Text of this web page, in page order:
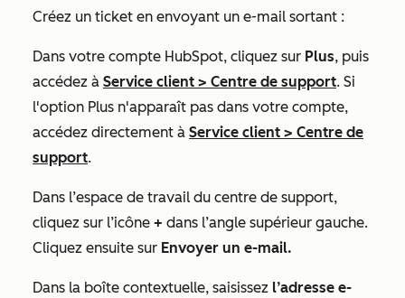
Créez un ticket en envoyant un e-mail sortant :
Dans votre compte HubSpot, cliquez sur Plus, puis
accédez à Service client > Centre de support. Si
l'option Plus n'apparaît pas dans votre compte,
accédez directement à Service client > Centre de
support.
Dans l’espace de travail du centre de support,
cliquez sur l’icône + dans l’angle supérieur gauche.
Cliquez ensuite sur Envoyer un e-mail.
Dans la boîte contextuelle, saisissez l’adresse e-